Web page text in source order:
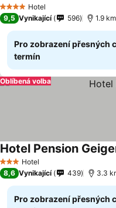
4 Počet hvězdiček
Hotel
9,5 Vynikající 596 1.9
Pro zobrazení přesných
termín
Oblíbená volba
3 Počet hvězdiček
Hotel
Hotel Pension
8,6 Vynikající 439 3.3
Pro zobrazení přesných